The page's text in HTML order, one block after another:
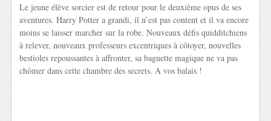
Le jeune élève sorcier est de retour pour le deuxième opus de ses
aventures. Harry Potter a grandi, il n’est pas content et il va encore
moins se laisser marcher sur la robe. Nouveaux défis quidditchiens
à relever, nouveaux professeurs excentriques à côtoyer, nouvelles
bestioles repoussantes à affronter, sa baguette magique ne va pas
chômer dans cette chambre des secrets. A vos balais !